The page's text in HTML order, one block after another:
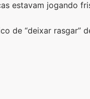
estavam jogando
de “deixar rasgar”